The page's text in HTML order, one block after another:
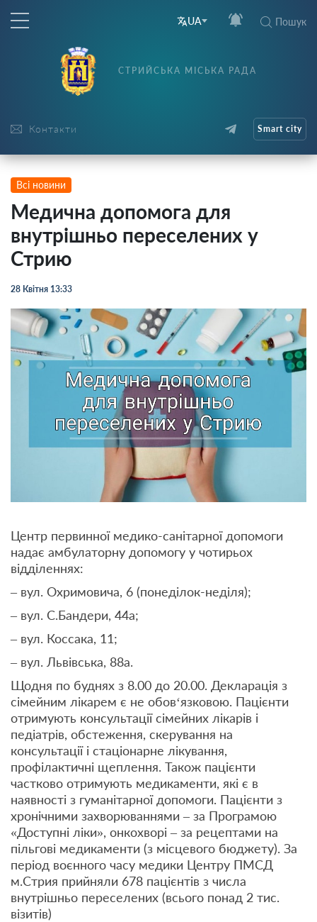
UA Пошук
Контакти
СТРИЙСЬКА МІСЬКА РАДА
Smart city
Всі новини
Медична допомога для
внутрішньо переселених у
Стрию
28 Квітня 13:33
Центр первинної медико-санітарної допомоги
надає амбулаторну допомогу у чотирьох
відділеннях:
– вул. Охримовича, 6 (понеділок-неділя);
– вул. С.Бандери, 44а;
– вул. Коссака, 11;
– вул. Львівська, 88а.
Щодня по буднях з 8.00 до 20.00. Декларація з
сімейним лікарем є не обов‘язковою. Пацієнти
отримують консультації сімейних лікарів і
педіатрів, обстеження, скерування на
консультації і стаціонарне лікування,
профілактичні щеплення. Також пацієнти
частково отримують медикаменти, які є в
наявності з гуманітарної допомоги. Пацієнти з
хронічними захворюваннями – за Програмою
«Доступні ліки», онкохворі – за рецептами на
пільгові медикаменти (з місцевого бюджету). За
період воєнного часу медики Центру ПМСД
м.Стрия прийняли 678 пацієнтів з числа
внутрішньо переселених (всього понад 2 тис.
візитів)